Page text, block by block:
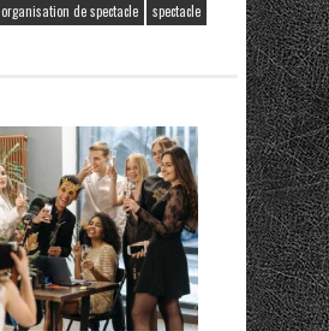
organisation de spectacle
spectacle